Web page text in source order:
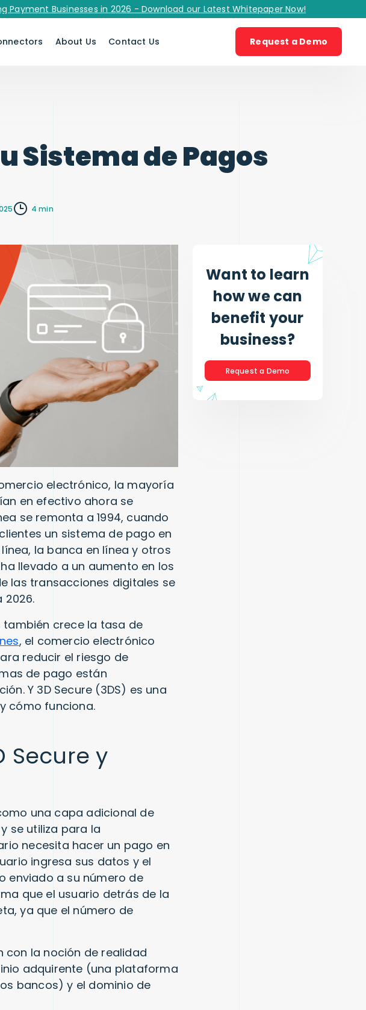
Businesses in 2026 - Download our Latest Whitepaper Now!
About Us Contact Us Request a Demo
Sistema de Pagos
4 min
electrónico, la mayoría
en efectivo ahora se
se remonta a 1994, cuando
un sistema de pago en
la banca en línea y otros
llevado a un aumento en los
las transacciones digitales se
2026.
también crece la tasa de
, el comercio electrónico
reducir el riesgo de
de pago están
Y 3D Secure (3DS) es una
cómo funciona.
Secure y
una capa adicional de
se utiliza para la
necesita hacer un pago en
ingresa sus datos y el
enviado a su número de
que el usuario detrás de la
ya que el número de
con la noción de realidad
adquirente (una plataforma
bancos) y el dominio de
Want to learn
how we can
benefit your
business?
Request a Demo